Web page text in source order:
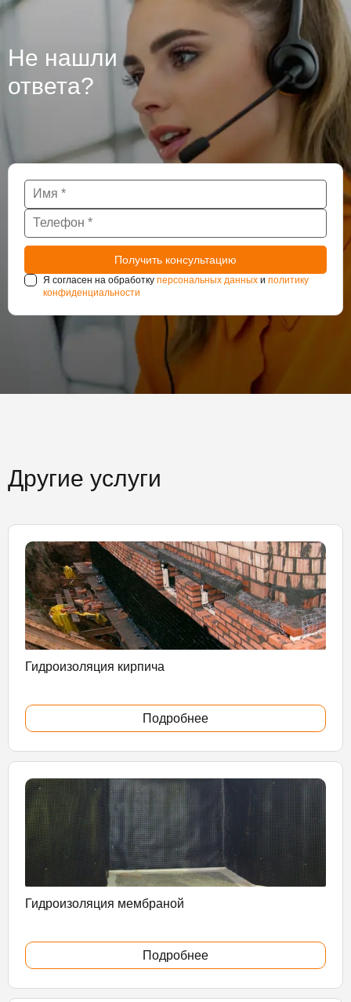
гидроизоляцию бетона, из которого они сделаны, так
как при проведении работ могут использоваться
различные технологии. Крупные подземные
сооружения такие как тоннели и паркинги также
нуждаются в постоянном наблюдении за
состоянием гидроизоляции.
Не нашли
ответа?
Я согласен на обработку персональных данных и политику
конфиденциальности
Другие услуги
Гидроизоляция кирпича
Подробнее
Гидроизоляция мембраной
Подробнее